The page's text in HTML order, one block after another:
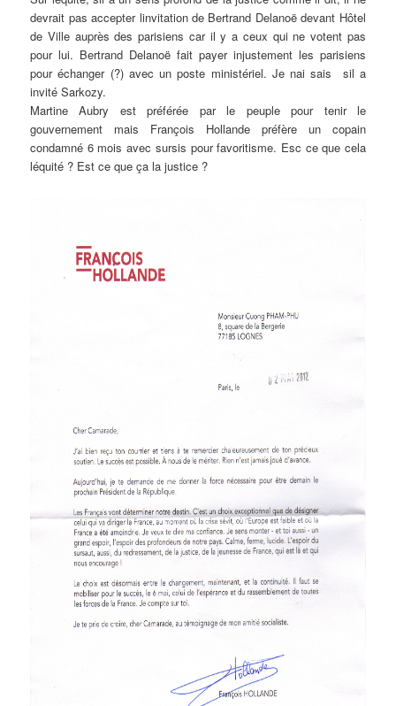
devrait pas accepter linvitation de Bertrand Delanoë devant Hôtel
de Ville auprès des parisiens car il y a ceux qui ne votent pas
pour lui. Bertrand Delanoë fait payer injustement les parisiens
pour échanger (?) avec un poste ministériel. Je nai sais sil a
invité Sarkozy.
Martine Aubry est préférée par le peuple pour tenir le
gouvernement mais François Hollande préfère un copain
condamné 6 mois avec sursis pour favoritisme. Esc ce que cela
léquité ? Est ce que ça la justice ?